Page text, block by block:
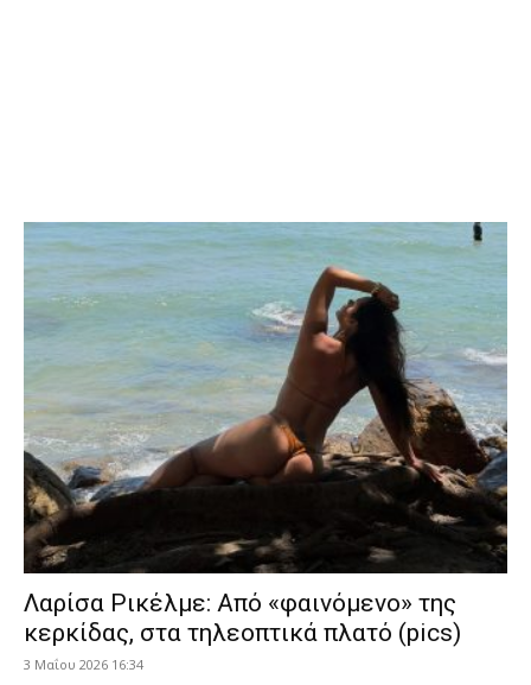
Λαρίσα Ρικέλμε: Από «φαινόμενο» της
κερκίδας, στα τηλεοπτικά πλατό (pics)
3 Μαΐου 2026 16:34